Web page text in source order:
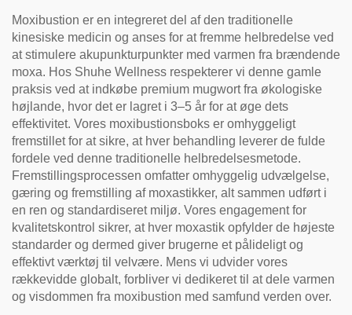
Moxibustion er en integreret del af den traditionelle
kinesiske medicin og anses for at fremme helbredelse ved
at stimulere akupunkturpunkter med varmen fra brændende
moxa. Hos Shuhe Wellness respekterer vi denne gamle
praksis ved at indkøbe premium mugwort fra økologiske
højlande, hvor det er lagret i 3–5 år for at øge dets
effektivitet. Vores moxibustionsboks er omhyggeligt
fremstillet for at sikre, at hver behandling leverer de fulde
fordele ved denne traditionelle helbredelsesmetode.
Fremstillingsprocessen omfatter omhyggelig udvælgelse,
gæring og fremstilling af moxastikker, alt sammen udført i
en ren og standardiseret miljø. Vores engagement for
kvalitetskontrol sikrer, at hver moxastik opfylder de højeste
standarder og dermed giver brugerne et pålideligt og
effektivt værktøj til velvære. Mens vi udvider vores
rækkevidde globalt, forbliver vi dedikeret til at dele varmen
og visdommen fra moxibustion med samfund verden over.